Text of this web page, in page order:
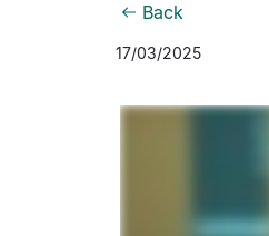
Back
17/03/2025